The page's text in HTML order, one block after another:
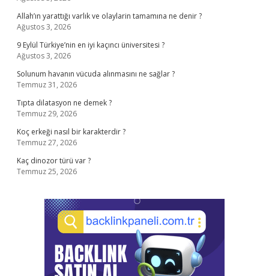
Allah’ın yarattığı varlık ve olaylarin tamamına ne denir ?
Ağustos 3, 2026
9 Eylül Türkiye’nin en iyi kaçıncı üniversitesi ?
Ağustos 3, 2026
Solunum havanın vücuda alınmasını ne sağlar ?
Temmuz 31, 2026
Tıpta dilatasyon ne demek ?
Temmuz 29, 2026
Koç erkeği nasıl bir karakterdir ?
Temmuz 27, 2026
Kaç dinozor türü var ?
Temmuz 25, 2026